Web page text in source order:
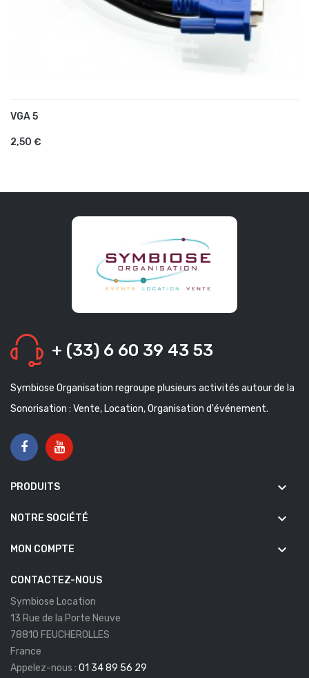
VGA 5
2,50 €
+ (33) 6 60 39 43 53
Symbiose Organisation regroupe plusieurs activités autour de la
Sonorisation : Vente, Location, Organisation d'événement.
PRODUITS keyboard_arrow_down
NOTRE SOCIÉTÉ keyboard_arrow_down
MON COMPTE keyboard_arrow_down
CONTACTEZ-NOUS
Symbiose Location
13 Rue de la Porte Neuve
78810 FEUCHEROLLES
France
Appelez-nous : 01 34 89 56 29